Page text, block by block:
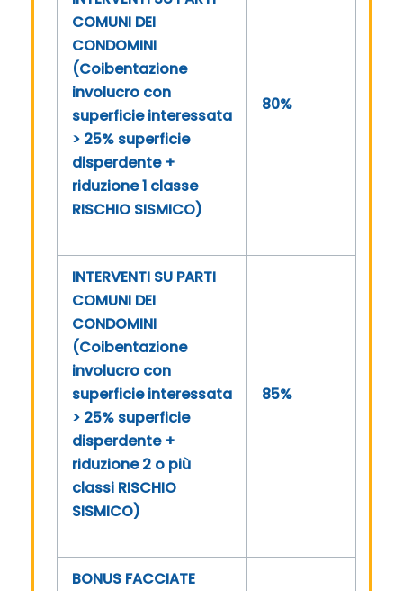
COMUNI DEI
CONDOMINI
(Coibentazione
involucro con
superficie interessata
> 25% superficie
disperdente +
riduzione 1 classe
RISCHIO SISMICO)
80%
INTERVENTI SU PARTI
COMUNI DEI
CONDOMINI
(Coibentazione
involucro con
superficie interessata
> 25% superficie
disperdente +
riduzione 2 o più
classi RISCHIO
SISMICO)
85%
BONUS FACCIATE